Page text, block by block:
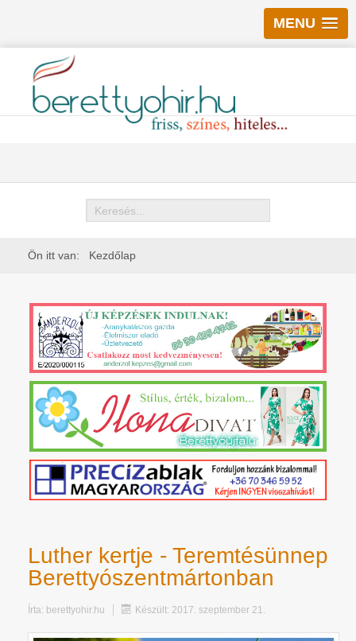
MENU
Keresés
Ön itt van: Kezdőlap
Luther kertje - Teremtésünnep
Berettyószentmártonban
Írta: berettyohir.hu Készült: 2017. szeptember 21.